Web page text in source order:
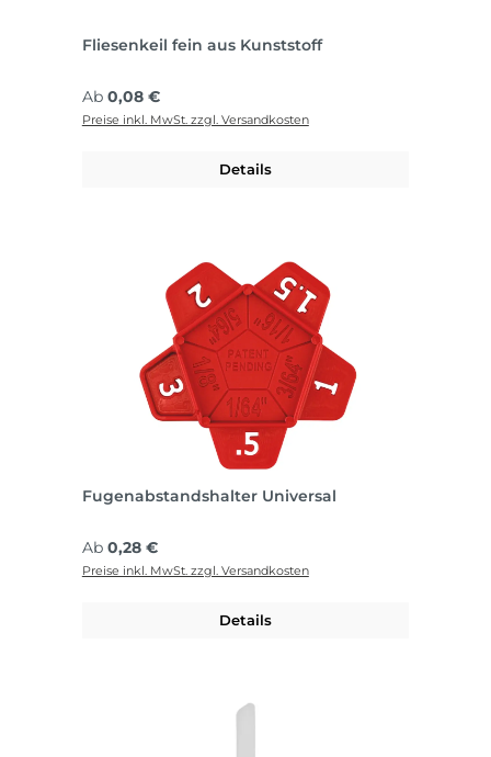
Fliesenkeil fein aus Kunststoff
Regulärer Preis:
Ab 0,08 €
Preise inkl. MwSt. zzgl. Versandkosten
Details
Fugenabstandshalter Universal
Regulärer Preis:
Ab 0,28 €
Preise inkl. MwSt. zzgl. Versandkosten
Details